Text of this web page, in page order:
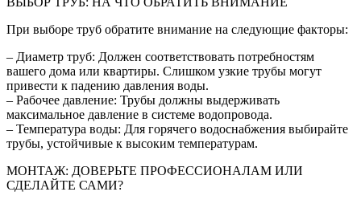
При выборе труб обратите внимание на следующие факторы:
– Диаметр труб: Должен соответствовать потребностям
вашего дома или квартиры. Слишком узкие трубы могут
привести к падению давления воды.
– Рабочее давление: Трубы должны выдерживать
максимальное давление в системе водопровода.
– Температура воды: Для горячего водоснабжения выбирайте
трубы, устойчивые к высоким температурам.
МОНТАЖ: ДОВЕРЬТЕ ПРОФЕССИОНАЛАМ ИЛИ
СДЕЛАЙТЕ САМИ?